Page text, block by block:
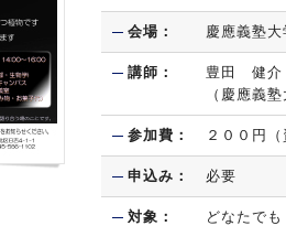
会場： 慶應義塾
講師：
豊田 健介
（慶應義
参加費： ２００円
申込み： 必要
対象： どなたでも